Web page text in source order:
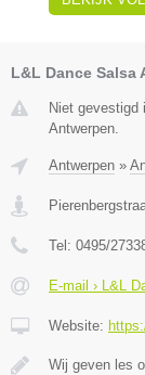
L&L Dance Salsa
Niet gevestigd
Antwerpen.
Antwerpen »
Tel: 0495/
E-mail › L&L
Website:
Wij geven les